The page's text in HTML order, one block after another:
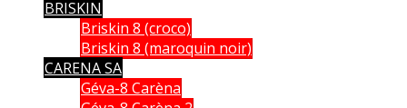
BRISKIN
Briskin 8 (croco)
Briskin 8 (maroquin noir)
CARENA SA
Géva-8 Carèna